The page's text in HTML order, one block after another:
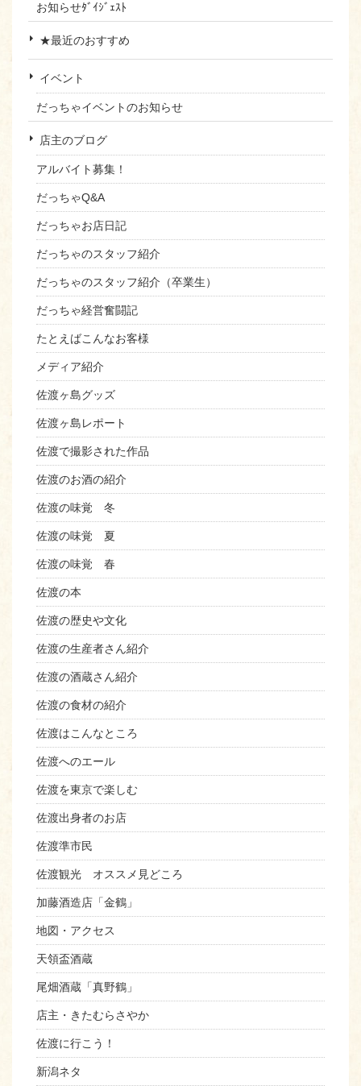
お知らせﾀﾞｲｼﾞｪｽﾄ
★最近のおすすめ
イベント
だっちゃイベントのお知らせ
店主のブログ
アルバイト募集！
だっちゃQ&A
だっちゃお店日記
だっちゃのスタッフ紹介
だっちゃのスタッフ紹介（卒業生）
だっちゃ経営奮闘記
たとえばこんなお客様
メディア紹介
佐渡ヶ島グッズ
佐渡ヶ島レポート
佐渡で撮影された作品
佐渡のお酒の紹介
佐渡の味覚 冬
佐渡の味覚 夏
佐渡の味覚 春
佐渡の本
佐渡の歴史や文化
佐渡の生産者さん紹介
佐渡の酒蔵さん紹介
佐渡の食材の紹介
佐渡はこんなところ
佐渡へのエール
佐渡を東京で楽しむ
佐渡出身者のお店
佐渡準市民
佐渡観光 オススメ見どころ
加藤酒造店「金鶴」
地図・アクセス
天領盃酒蔵
尾畑酒蔵「真野鶴」
店主・きたむらさやか
佐渡に行こう！
新潟ネタ